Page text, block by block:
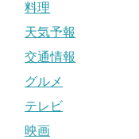
料理
天気予報
交通情報
グルメ
テレビ
映画